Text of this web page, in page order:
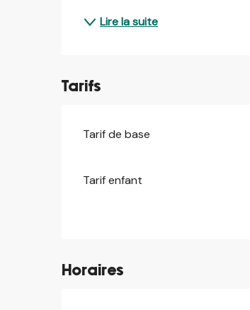
Lire la suite
Tarifs
Tarif de base
Tarif enfant
Horaires